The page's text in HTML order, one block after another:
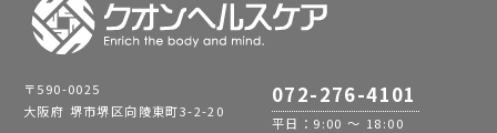
〒590-0025
大阪府 堺市堺区向陵東町3-2-20
072-276-4101
平日：9:00 ～ 18:00